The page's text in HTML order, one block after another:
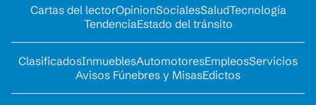
Cartas del lectorOpinionSocialesSaludTecnología
TendenciaEstado del tránsito
ClasificadosInmueblesAutomotoresEmpleosServicios
Avisos Fúnebres y MisasEdictos